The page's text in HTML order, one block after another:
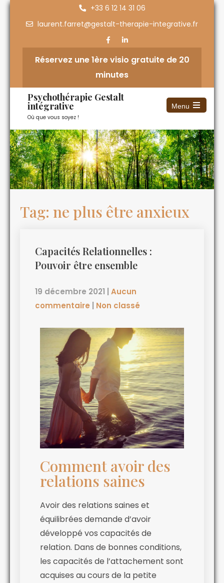
+33 6 12 14 31 06
laurent.farret@gestalt-therapie-integrative.fr
Réservez une 1ère visio gratuite de 20
minutes
Psychothérapie Gestalt
intégrative
Où que vous soyez !
Menu
Tag: ne plus être anxieux
Capacités Relationnelles :
Pouvoir être ensemble
19 décembre 2021
Aucun
commentaire
Non classé
Comment avoir des
relations saines
Avoir des relations saines et
équilibrées demande d’avoir
développé vos capacités de
relation. Dans de bonnes conditions,
les capacités de l’attachement sont
acquises au cours de la petite